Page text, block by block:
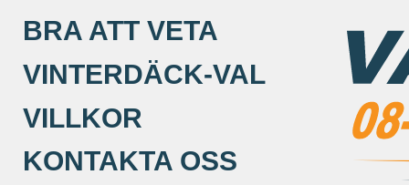
BRA ATT VETA
VINTERDÄCK-VAL
VILLKOR
KONTAKTA OSS